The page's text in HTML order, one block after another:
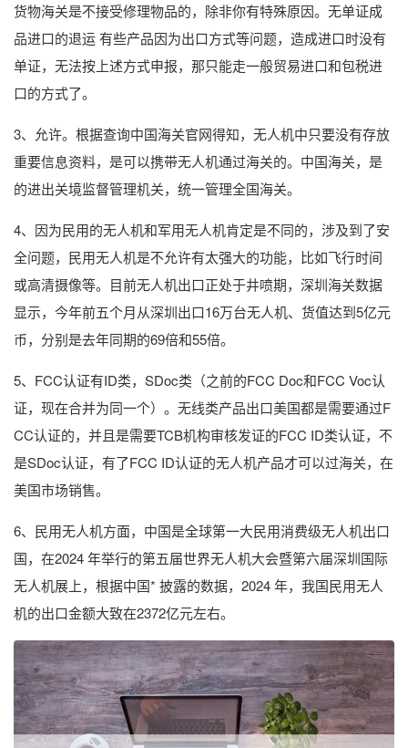
货物海关是不接受修理物品的，除非你有特殊原因。无单证成
品进口的退运 有些产品因为出口方式等问题，造成进口时没有
单证，无法按上述方式申报，那只能走一般贸易进口和包税进
口的方式了。
3、允许。根据查询中国海关官网得知，无人机中只要没有存放
重要信息资料，是可以携带无人机通过海关的。中国海关，是
的进出关境监督管理机关，统一管理全国海关。
4、因为民用的无人机和军用无人机肯定是不同的，涉及到了安
全问题，民用无人机是不允许有太强大的功能，比如飞行时间
或高清摄像等。目前无人机出口正处于井喷期，深圳海关数据
显示，今年前五个月从深圳出口16万台无人机、货值达到5亿元
币，分别是去年同期的69倍和55倍。
5、FCC认证有ID类，SDoc类（之前的FCC Doc和FCC Voc认
证，现在合并为同一个）。无线类产品出口美国都是需要通过F
CC认证的，并且是需要TCB机构审核发证的FCC ID类认证，不
是SDoc认证，有了FCC ID认证的无人机产品才可以过海关，在
美国市场销售。
6、民用无人机方面，中国是全球第一大民用消费级无人机出口
国，在2024 年举行的第五届世界无人机大会暨第六届深圳国际
无人机展上，根据中国* 披露的数据，2024 年，我国民用无人
机的出口金额大致在2372亿元左右。